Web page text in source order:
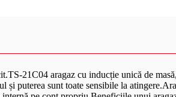
21C04 aragaz cu inducție unică de
puterea sunt toate sensibile la